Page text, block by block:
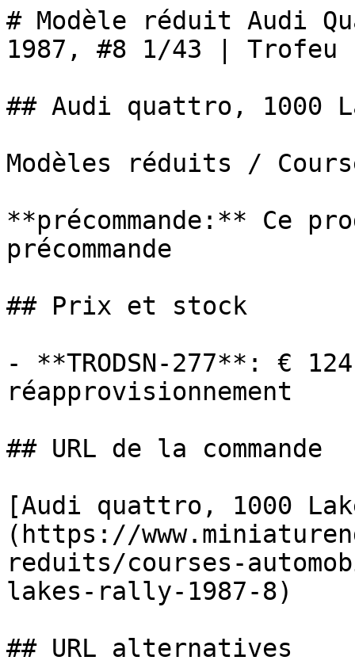
# Modèle réduit Audi
1987, #8 1/43 | Trofeu
## Audi quattro, 1000
Modèles réduits /
**précommande:** Ce
précommande
## Prix et stock
- **TRODSN-277**: €
réapprovisionnement
## URL de la commande
[Audi quattro, 1000
(https://
reduits/courses-
lakes-rally-1987-8)
## URL alternatives